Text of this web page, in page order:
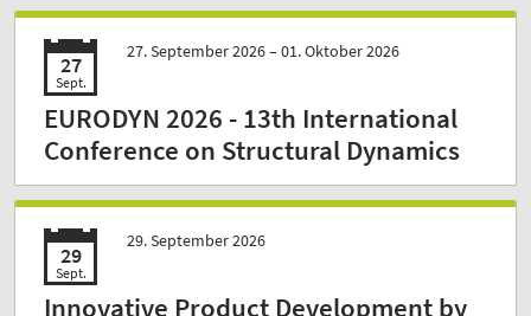
27
Sept.
27. September 2026 –01. Oktober 2026
EURODYN 2026 - 13th International
Conference on Structural Dynamics
29
Sept.
29. September 2026
Innovative Product Development by